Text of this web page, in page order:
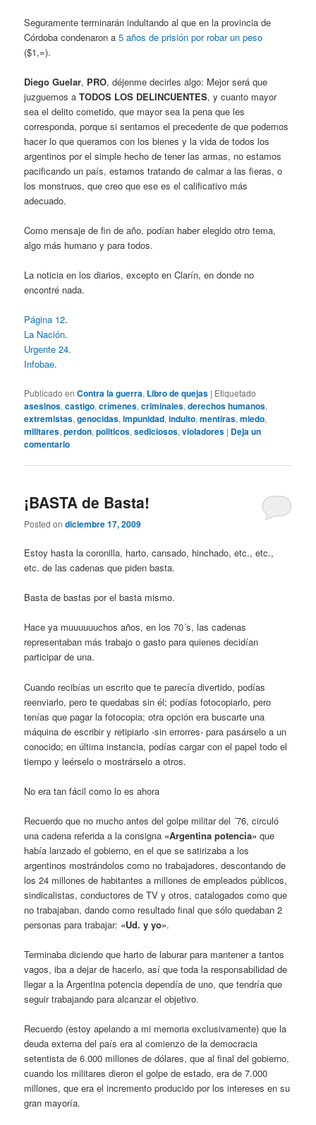
Seguramente terminarán indultando al que en la provincia de
Córdoba condenaron a5 años de prisión por robar un peso
($1,=).
Diego Guelar, PRO, déjenme decirles algo: Mejor será que
juzguemos aTODOS LOS DELINCUENTES, y cuanto mayor
sea el delito cometido, que mayor sea la pena que les
corresponda, porque si sentamos el precedente de que podemos
hacer lo que queramos con los bienes y la vida de todos los
argentinos por el simple hecho de tener las armas, no estamos
pacificando un país, estamos tratando de calmar a las fieras, o
los monstruos, que creo que ese es el calificativo más
adecuado.
Como mensaje de fin de año, podían haber elegido otro tema,
algo más humano y para todos.
La noticia en los diarios, excepto en Clarín, en donde no
encontré nada.
Página 12.
La Nación.
Urgente 24.
Infobae.
Publicado en Contra la guerra, Libro de quejas | Etiquetado
asesinos,castigo,crímenes,criminales,derechos humanos,
extremistas,genocidas,impunidad,indulto,mentiras,miedo,
militares,perdon,politicos,sediciosos,violadores | Deja un
comentario
¡BASTA de Basta!
Posted ondiciembre 17, 2009
Estoy hasta la coronilla, harto, cansado, hinchado, etc., etc.,
etc. de las cadenas que piden basta.
Basta de bastas por el basta mismo.
Hace ya muuuuuuchos años, en los 70´s, las cadenas
representaban más trabajo o gasto para quienes decidían
participar de una.
Cuando recibías un escrito que te parecía divertido, podías
reenviarlo, pero te quedabas sin él; podías fotocopiarlo, pero
tenías que pagar la fotocopia; otra opción era buscarte una
máquina de escribir y retipiarlo -sin errorres- para pasárselo a un
conocido; en última instancia, podías cargar con el papel todo el
tiempo y leérselo o mostrárselo a otros.
No era tan fácil como lo es ahora
Recuerdo que no mucho antes del golpe militar del ´76, circuló
una cadena referida a la consigna «Argentina potencia» que
había lanzado el gobierno, en el que se satirizaba a los
argentinos mostrándolos como no trabajadores, descontando de
los 24 millones de habitantes a millones de empleados públicos,
sindicalistas, conductores de TV y otros, catalogados como que
no trabajaban, dando como resultado final que sólo quedaban 2
personas para trabajar: «Ud. y yo».
Terminaba diciendo que harto de laburar para mantener a tantos
vagos, iba a dejar de hacerlo, así que toda la responsabilidad de
llegar a la Argentina potencia dependía de uno, que tendría que
seguir trabajando para alcanzar el objetivo.
Recuerdo (estoy apelando a mi memoria exclusivamente) que la
deuda externa del país era al comienzo de la democracia
setentista de 6.000 millones de dólares, que al final del gobierno,
cuando los militares dieron el golpe de estado, era de 7.000
millones, que era el incremento producido por los intereses en su
gran mayoría.